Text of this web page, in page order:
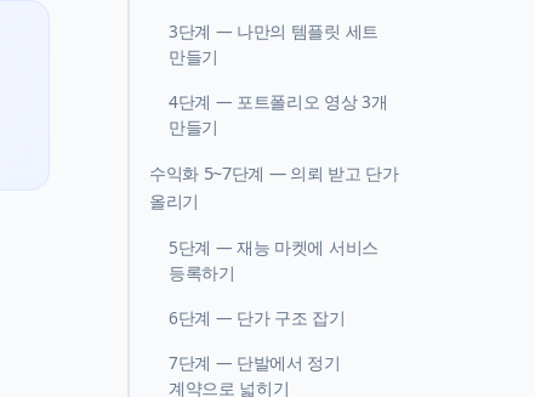
3단계 — 나만의 템플릿 세트
만들기
4단계 — 포트폴리오 영상 3개
만들기
수익화 5~7단계 — 의뢰 받고 단가
올리기
5단계 — 재능 마켓에 서비스
등록하기
6단계 — 단가 구조 잡기
7단계 — 단발에서 정기
계약으로 넓히기